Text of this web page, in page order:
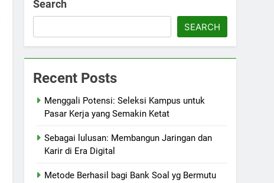
Search
SEARCH
Recent Posts
Menggali Potensi: Seleksi Kampus untuk
Pasar Kerja yang Semakin Ketat
Sebagai lulusan: Membangun Jaringan dan
Karir di Era Digital
Metode Berhasil bagi Bank Soal yg Bermutu